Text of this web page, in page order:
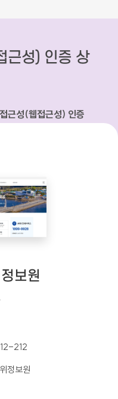
근성) 인증 상
근성(웹접근성) 인증
보원
212
정보원